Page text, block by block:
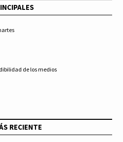
de los medios
RECIENTE